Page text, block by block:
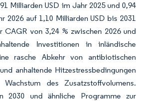
Milliarden USD im Jahr 2025 und 0,94
2026 auf 1,10 Milliarden USD bis 2031
CAGR von 3,24 % zwischen 2026 und
Investitionen in inländische
rasche Abkehr von antibiotischen
anhaltende Hitzestressbedingungen
des Zusatzstoffvolumens.
2030 und ähnliche Programme zur